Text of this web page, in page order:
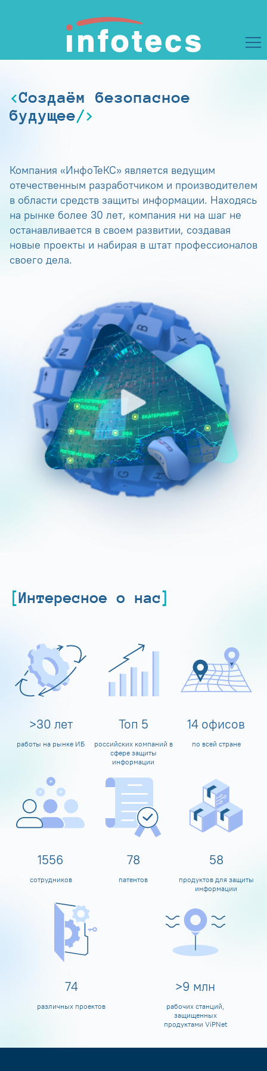
Создаём безопасное
будущее
Компания «ИнфоТеКС» является ведущим
отечественным разработчиком и производителем
в области средств защиты информации. Находясь
на рынке более 30 лет, компания ни на шаг не
останавливается в своем развитии, создавая
новые проекты и набирая в штат профессионалов
своего дела.
Интересное о нас
>30 лет
работы на рынке ИБ
Топ 5
российских компаний в
сфере защиты
информации
14 офисов
по всей стране
1600
сотрудников
80
патентов
60
продуктов для защиты
информации
80
различных проектов
>10 млн
рабочих станций,
защищенных
продуктами ViPNet